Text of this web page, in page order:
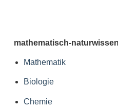
mathematisch-
Mathematik
Biologie
Chemie